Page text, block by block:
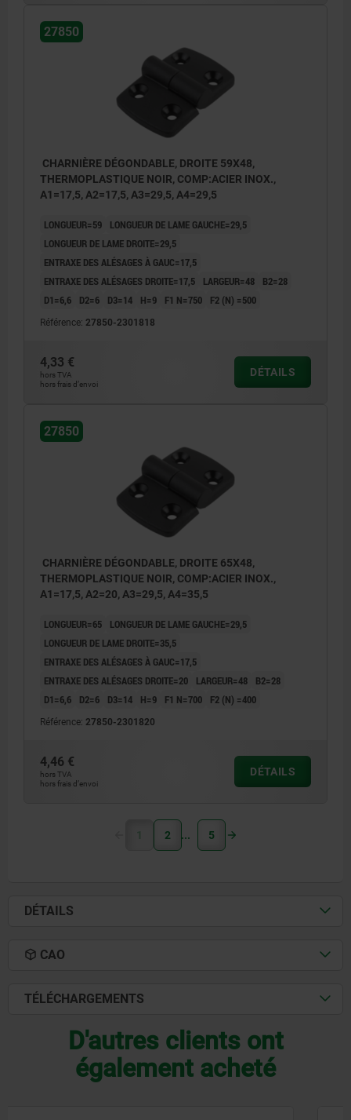
27850
CHARNIÈRE DÉGONDABLE, DROITE 59X48,
THERMOPLASTIQUE NOIR, COMP:ACIER INOX.,
A1=17,5, A2=17,5, A3=29,5, A4=29,5
LONGUEUR=59
LONGUEUR DE LAME GAUCHE=29,5
LONGUEUR DE LAME DROITE=29,5
ENTRAXE DES ALÉSAGES À GAUC=17,5
ENTRAXE DES ALÉSAGES DROITE=17,5
LARGEUR=48
B2=28
D1=6,6
D2=6 D3=14 H=9 F1 N=750 F2 (N) =500
Référence: 27850-2301818
4,33 €
hors TVA
hors frais d’envoi
DÉTAILS
27850
CHARNIÈRE DÉGONDABLE, DROITE 65X48,
THERMOPLASTIQUE NOIR, COMP:ACIER INOX.,
A1=17,5, A2=20, A3=29,5, A4=35,5
LONGUEUR=65
LONGUEUR DE LAME GAUCHE=29,5
LONGUEUR DE LAME DROITE=35,5
ENTRAXE DES ALÉSAGES À GAUC=17,5
ENTRAXE DES ALÉSAGES DROITE=20
LARGEUR=48
B2=28
D1=6,6
D2=6 D3=14 H=9 F1 N=700 F2 (N) =400
Référence: 27850-2301820
4,46 €
hors TVA
hors frais d’envoi
DÉTAILS
1 2 5
DÉTAILS
CAO
TÉLÉCHARGEMENTS
D'autres clients ont
également acheté